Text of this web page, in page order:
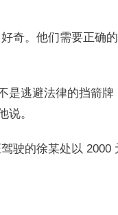
奇。他们需要正确
是逃避法律的挡箭
。
驶的徐某处以 2000